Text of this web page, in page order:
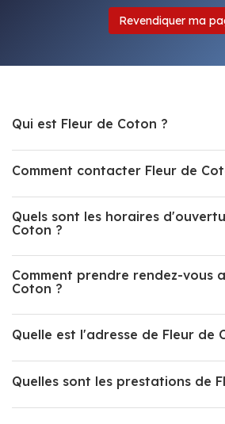
Revendiquer ma
Qui est Fleur de Coton ?
Comment contacter Fleur de
Quels sont les horaires
Coton ?
Comment prendre rendez-vous
Coton ?
Quelle est l'adresse de Fleur de
Quelles sont les prestations de